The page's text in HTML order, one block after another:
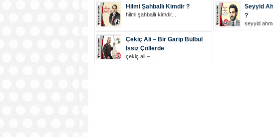
Hilmi Şahballı Kimdir ?
hilmi şahballı kimdir...
Seyyid
?
seyyid
Çekiç Ali – Bir Garip Bülbül
Issız Çöllerde
çekiç ali –...